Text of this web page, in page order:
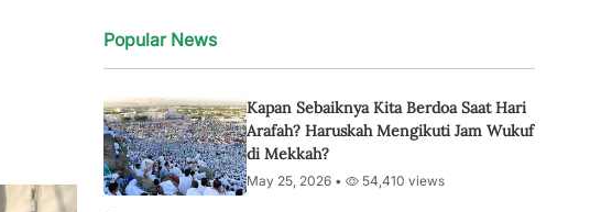
Popular News
Kapan Sebaiknya Kita Berdoa Saat Hari
Arafah? Haruskah Mengikuti Jam Wukuf
di Mekkah?
May 25, 2026 • 54,410 views